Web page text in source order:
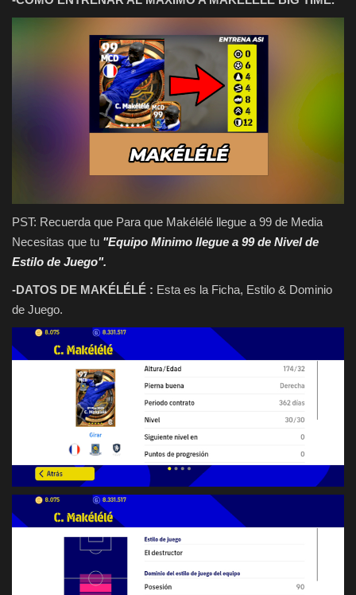
PST: Recuerda que Para que Makélélé llegue a 99 de Media
Necesitas que tu "Equipo Minimo llegue a 99 de Nivel de
Estilo de Juego".
-DATOS DE MAKÉLÉLÉ : Esta es la Ficha, Estilo & Dominio
de Juego.